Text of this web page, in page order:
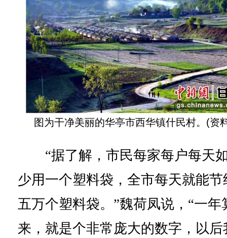
图为干净美丽的华亭市西华镇什民村。(资
“据了解，市民每家每户每天
少用一个塑料袋，全市每天就能节
五万个塑料袋。”魏荷凤说，“一年
来，就是个非常庞大的数字，以后